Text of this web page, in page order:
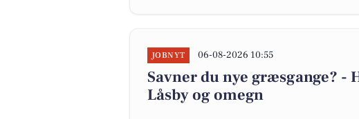
JOBNYT 06-08-2026 10:55
Savner du nye græsgange? -
Låsby og omegn